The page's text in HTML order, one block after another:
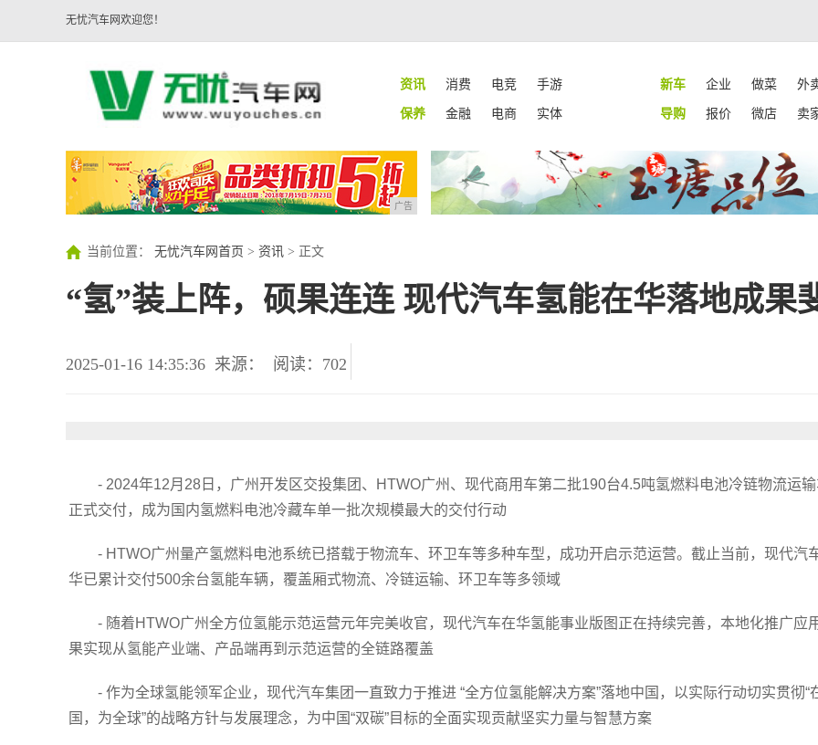
无忧汽车网欢迎您！
资讯 消费 电竞 手游 新车 企业 做菜 外
保养
金融 电商 实体 导购 报价 微店 卖
广告
当前位置： 无忧汽车网首页 > 资讯 > 正文
“氢”装上阵，硕果连连 现代汽车氢能在华落地成果
2025-01-16 14:35:36 来源： 阅读：702
- 2024年12月28日，广州开发区交投集团、HTWO广州、现代商用车第二批190台4.5吨氢燃料电池冷链物流运输
正式交付，成为国内氢燃料电池冷藏车单一批次规模最大的交付行动
- HTWO广州量产氢燃料电池系统已搭载于物流车、环卫车等多种车型，成功开启示范运营。截止当前，现代汽
华已累计交付500余台氢能车辆，覆盖厢式物流、冷链运输、环卫车等多领域
- 随着HTWO广州全方位氢能示范运营元年完美收官，现代汽车在华氢能事业版图正在持续完善，本地化推广应
果实现从氢能产业端、产品端再到示范运营的全链路覆盖
- 作为全球氢能领军企业，现代汽车集团一直致力于推进 “全方位氢能解决方案”落地中国，以实际行动切实贯彻“
国，为全球”的战略方针与发展理念，为中国“双碳”目标的全面实现贡献坚实力量与智慧方案